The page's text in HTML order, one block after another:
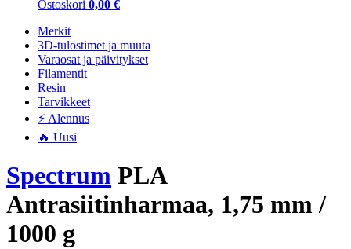
Ostoskori 0,00 €
Merkit
3D-tulostimet ja muuta
Varaosat ja päivitykset
Filamentit
Resin
Tarvikkeet
⚡ Alennus
🔥 Uusi
Spectrum PLA
Antrasiitinharmaa, 1,75 mm /
1000 g